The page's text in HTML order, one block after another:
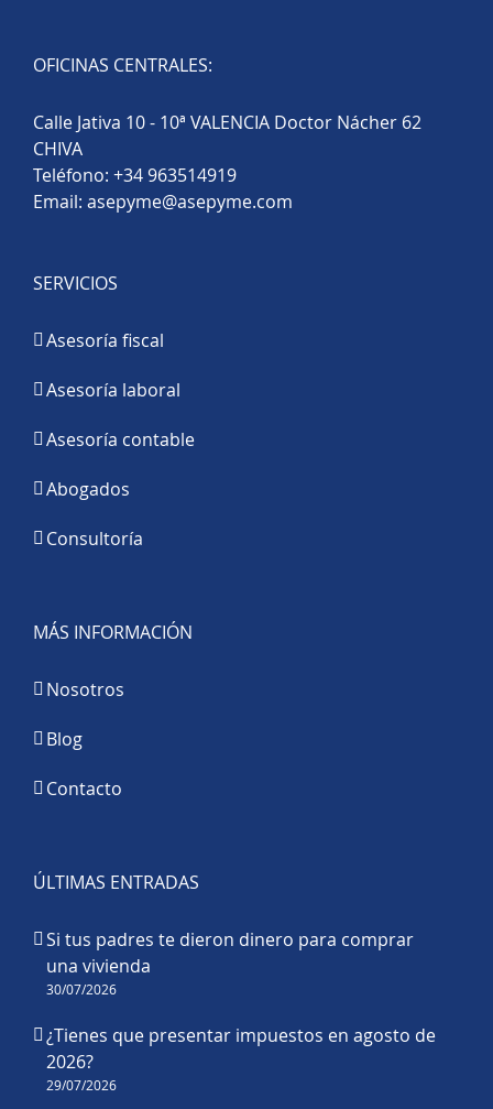
OFICINAS CENTRALES:
Calle Jativa 10 - 10ª VALENCIA Doctor Nácher 62
CHIVA
Teléfono: +34 963514919
Email: asepyme@asepyme.com
SERVICIOS
Asesoría fiscal
Asesoría laboral
Asesoría contable
Abogados
Consultoría
MÁS INFORMACIÓN
Nosotros
Blog
Contacto
ÚLTIMAS ENTRADAS
Si tus padres te dieron dinero para comprar
una vivienda
30/07/2026
¿Tienes que presentar impuestos en agosto de
2026?
29/07/2026